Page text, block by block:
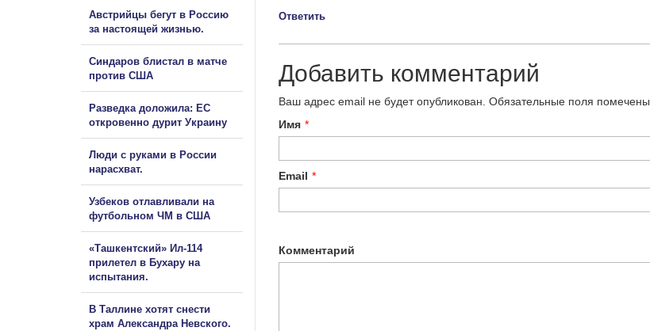
Ответить
Добавить комментарий
Ваш адрес email не будет опубликован. Обязательные поля помечены
Имя *
Email *
Комментарий
Австрийцы бегут в Россию
за настоящей жизнью.
Синдаров блистал в матче
против США
Разведка доложила: ЕС
откровенно дурит Украину
Люди с руками в России
нарасхват.
Узбеков отлавливали на
футбольном ЧМ в США
«Ташкентский» Ил-114
прилетел в Бухару на
испытания.
В Таллине хотят снести
храм Александра Невского.